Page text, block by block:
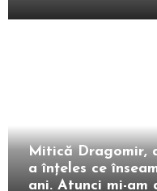
Mitică Dragomir,
a înțeles ce
ani. Atunci mi-am